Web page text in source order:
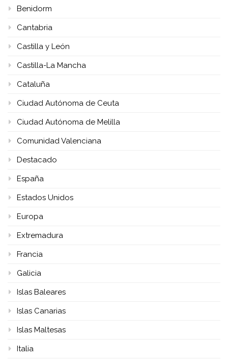
Benidorm
Cantabria
Castilla y León
Castilla-La Mancha
Cataluña
Ciudad Autónoma de Ceuta
Ciudad Autónoma de Melilla
Comunidad Valenciana
Destacado
España
Estados Unidos
Europa
Extremadura
Francia
Galicia
Islas Baleares
Islas Canarias
Islas Maltesas
Italia